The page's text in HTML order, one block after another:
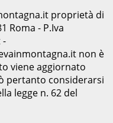
proprietà di
Roma - P.Iva
-
non è
viene aggiornato
pertanto considerarsi
legge n. 62 del